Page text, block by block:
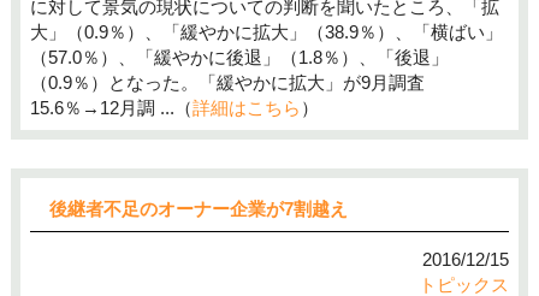
に対して景気の現状についての判断を聞いたところ、「拡
大」（0.9％）、「緩やかに拡大」（38.9％）、「横ばい」
（57.0％）、「緩やかに後退」（1.8％）、「後退」
（0.9％）となった。「緩やかに拡大」が9月調査
15.6％→12月調 ...（詳細はこちら ）
後継者不足のオーナー企業が7割越え
2016/12/15
トピックス